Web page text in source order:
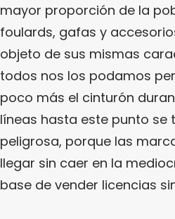
mayor proporción de la
foulards, gafas y
objeto de sus mismas
todos nos los podamos
poco más el cinturón
líneas hasta este punto
peligrosa, porque las
llegar sin caer en la
base de vender licencias